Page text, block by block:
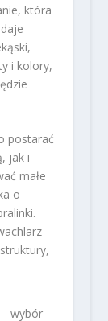
która
i kolory,
postarać
jak i
małe
o
– wybór